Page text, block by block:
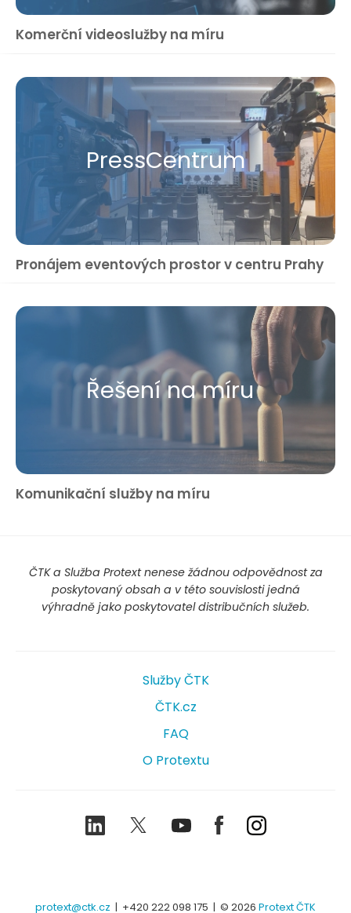
Komerční videoslužby na míru
Press​Centrum
Pronájem eventových prostor v centru Prahy
Řešení na míru
Komunikační služby na míru
ČTK a Služba Protext nenese žádnou odpovědnost za
poskytovaný obsah a v této souvislosti jedná
výhradně jako poskytovatel distribučních služeb.
Služby ČTK
ČTK.cz
FAQ
O Protextu
LinkedIn TwitterYoutubeFacebookInstagram
protext@ctk.cz | +420 222 098 175 | © 2026 Protext ČTK